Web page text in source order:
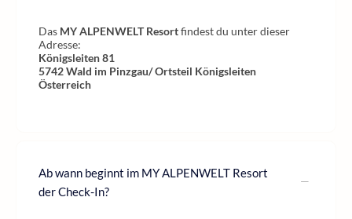
Das MY ALPENWELT Resortfindest du unter dieser
Adresse:
Königsleiten 81
5742Wald im Pinzgau/ Ortsteil Königsleiten
Österreich
Ab wann beginnt im MY ALPENWELT Resort
der Check-In?